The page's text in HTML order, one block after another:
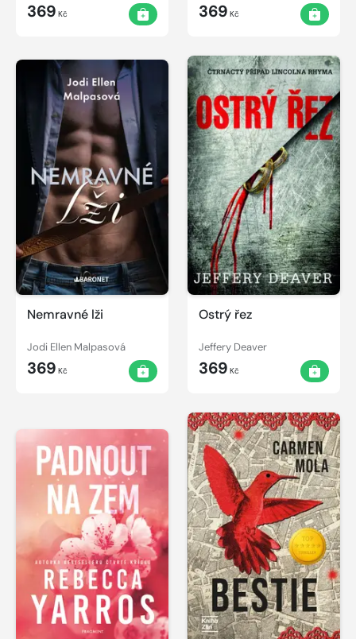
369 Kč 369 Kč
Nemravné lži
Jodi Ellen Malpasová
369 Kč
Ostrý řez
Jeffery Deaver
369 Kč